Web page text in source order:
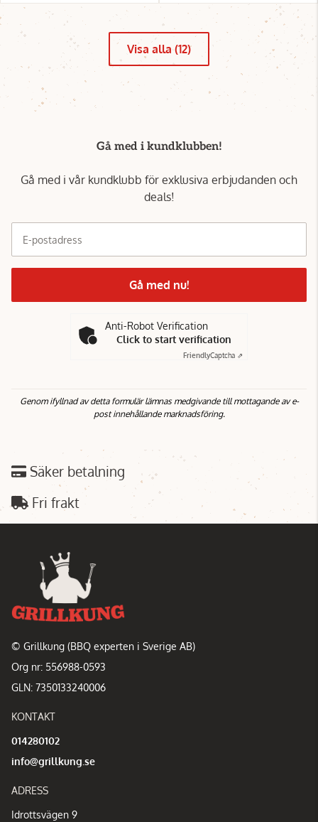
Visa alla (12)
Gå med i kundklubben!
Gå med i vår kundklubb för exklusiva erbjudanden och
deals!
E-postadress
Gå med nu!
Anti-Robot Verification
Click to start verification
FriendlyCaptcha ⇗
Genom ifyllnad av detta formulär lämnas medgivande till mottagande av e-
post innehållande marknadsföring.
Säker betalning
Fri frakt
© Grillkung (BBQ experten i Sverige AB)
Org nr: 556988-0593
GLN: 7350133240006
KONTAKT
014280102
info@grillkung.se
ADRESS
Idrottsvägen 9